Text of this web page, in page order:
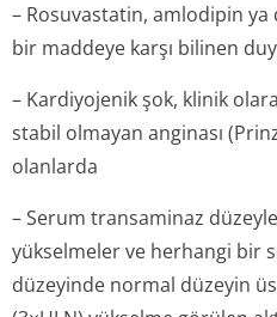
– Rosuvastatin, amlodipin ya
bir maddeye karşı bilinen
– Kardiyojenik şok, klinik
stabil olmayan anginası
olanlarda
– Serum transaminaz
yükselmeler ve herhangi bir
düzeyinde normal düzeyin üst